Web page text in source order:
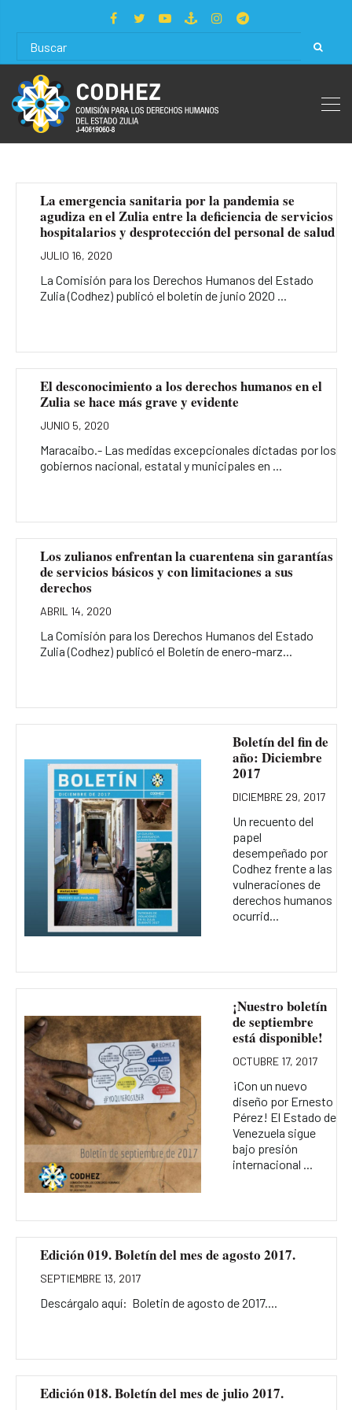
La emergencia sanitaria por la pandemia se
agudiza en el Zulia entre la deficiencia de servicios
hospitalarios y desprotección del personal de salud
JULIO 16, 2020
La Comisión para los Derechos Humanos del Estado
Zulia (Codhez) publicó el boletín de junio 2020 ...
El desconocimiento a los derechos humanos en el
Zulia se hace más grave y evidente
JUNIO 5, 2020
Maracaibo.- Las medidas excepcionales dictadas por los
gobiernos nacional, estatal y municipales en ...
Los zulianos enfrentan la cuarentena sin garantías
de servicios básicos y con limitaciones a sus
derechos
ABRIL 14, 2020
La Comisión para los Derechos Humanos del Estado
Zulia (Codhez) publicó el Boletín de enero-marz...
Boletín del fin de
año: Diciembre
2017
DICIEMBRE 29, 2017
Un recuento del
papel
desempeñado por
Codhez frente a las
vulneraciones de
derechos humanos
ocurrid...
¡Nuestro boletín
de septiembre
está disponible!
OCTUBRE 17, 2017
¡Con un nuevo
diseño por Ernesto
Pérez! El Estado de
Venezuela sigue
bajo presión
internacional ...
Edición 019. Boletín del mes de agosto 2017.
SEPTIEMBRE 13, 2017
Descárgalo aquí: Boletin de agosto de 2017....
Edición 018. Boletín del mes de julio 2017.